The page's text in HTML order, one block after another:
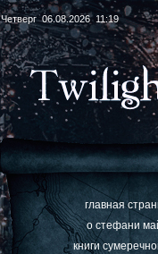
Четверг 06.08.2026 11:19
главная
о стефани
книги